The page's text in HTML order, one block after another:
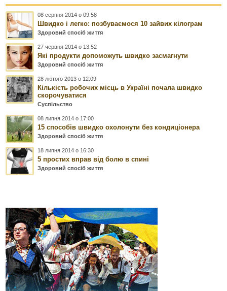
08 серпня 2014 о 09:58
Швидко і легко: позбуваємося 10 зайвих кілограм
Здоровий спосіб життя
27 червня 2014 о 13:52
Які продукти допоможуть швидко засмагнути
Здоровий спосіб життя
28 лютого 2013 о 12:09
Кількість робочих місць в Україні почала швидко
скорочуватися
Суспільство
08 липня 2014 о 17:00
15 способів швидко охолонути без кондиціонера
Здоровий спосіб життя
18 липня 2014 о 16:30
5 простих вправ від болю в спині
Здоровий спосіб життя